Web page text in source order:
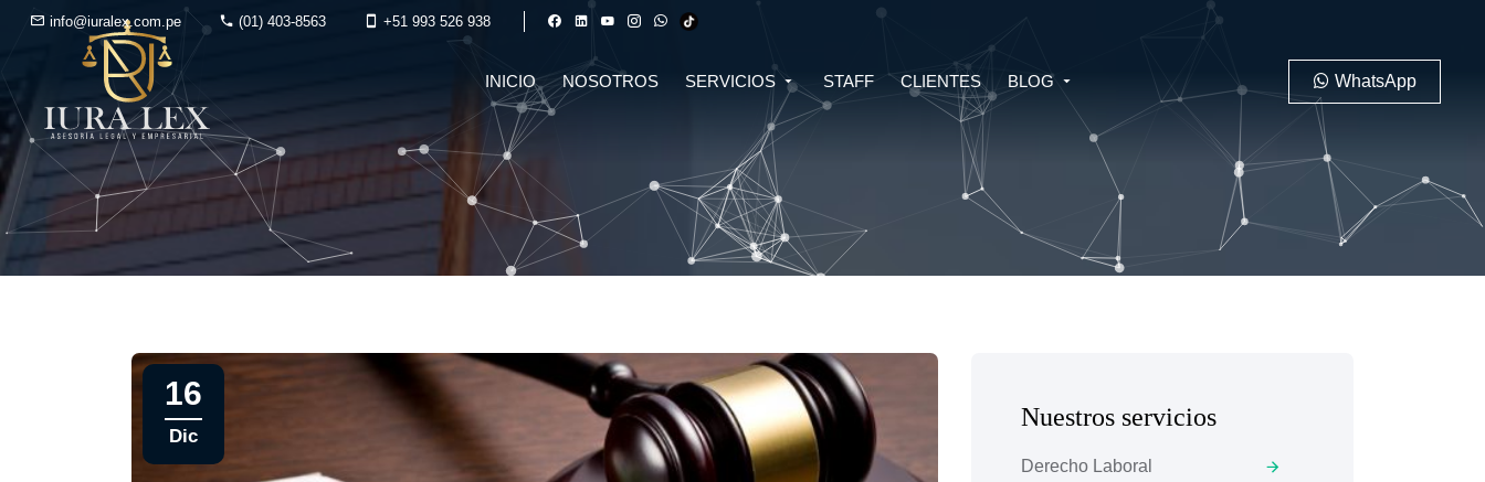
info@iuralex.com.pe (01) 403-8563 +51 993 526 938
INICIO NOSOTROS SERVICIOS
DERECHO FINANCIERO Y
DERECHO TRIBUTARIO
DERECHO CIVIL
DERECHO DE SALUD Y
BIOTECNOLOGÍA
DERECHO EMPRESARIAL Y
CORPORATIVO
DERECHO DIGITAL E IA
DERECHO INMOBILIARIO DERECHO MIGRATORIO
ASESORÍA EN DERECHO AMBIENTAL ASESORÍA EN DERECHO MINERO
STAFF CLIENTES BLOG
INMOBILIARIO
WhatsApp
16
Dic
Nuestros servicios
Derecho Laboral